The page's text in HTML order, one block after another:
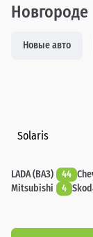
Новгороде
Новые авто
Solaris
LADA (ВАЗ) 44
Mitsubishi
4